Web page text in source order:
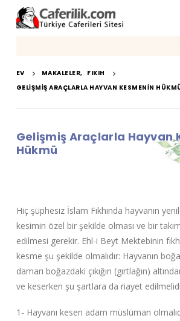
EV MAKALELER, FIKIH
GELIŞMIŞ ARAÇLARLA HAYVAN KESMENIN
Gelişmiş Araçlarla Hayvan
Hükmü
Hiç şüphesiz İslam Fıkhında hayvanın
kesimin özel bir şekilde olması ve bir
edilmesi gerekir. Ehl-i Beyt Mektebinin
kesme şu şekilde olmalıdır: Hayvanın
damarı boğazdaki çıkığın (gırtlağın)
ve keserken şu şartlara da riayet
1- Hayvanı kesen adam müslüman